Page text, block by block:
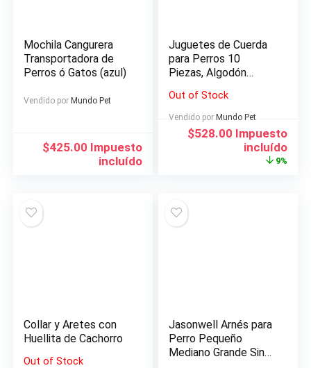
Mochila Cangurera
Transportadora de
Perros ó Gatos (azul)
Vendido por Mundo Pet
$425.00 Impuesto
incluído
Juguetes de Cuerda
para Perros 10
Piezas, Algodón
Cachorros Incluyendo
Pelota de Cuerda,
Frisbees y Anillo de
Goma
Out of Stock
Vendido por Mundo Pet
El
$528.00El
precio
Impuesto
incluído
9%
Collar y Aretes con
Huellita de Cachorro
Out of Stock
Jasonwell Arnés para
Perro Pequeño
Mediano Grande Sin